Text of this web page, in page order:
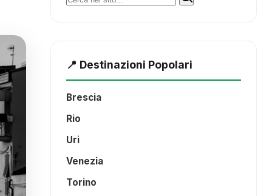
📍 Destinazioni Popolari
Brescia
Rio
Uri
Venezia
Torino